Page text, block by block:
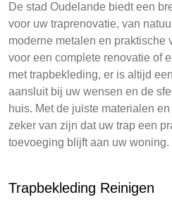
De stad Oudelande biedt een
voor uw traprenovatie, van
moderne metalen en praktische
voor een complete renovatie of
met trapbekleding, er is altijd
aansluit bij uw wensen en de
huis. Met de juiste materialen
zeker van zijn dat uw trap een
toevoeging blijft aan uw woning.
Trapbekleding Reinigen